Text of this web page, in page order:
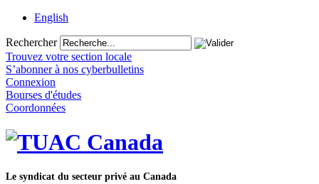
English
Rechercher
Trouvez votre section locale
S’abonner à nos cyberbulletins
Connexion
Bourses d'études
Coordonnées
Le syndicat du secteur privé au Canada